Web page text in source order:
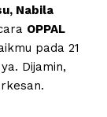
Nabila
OPPAL
pada 21
Dijamin,